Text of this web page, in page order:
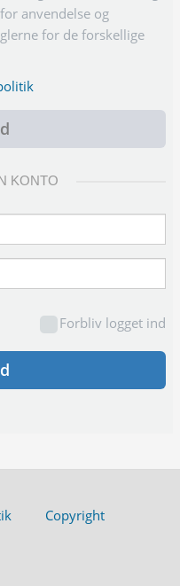
anvendelse og
for de forskellige
KONTO
Forbliv logget ind
Copyright